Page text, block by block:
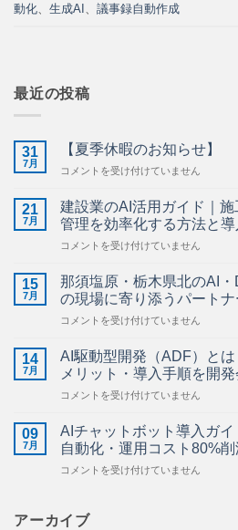
動化
生成AI 議事録自動作成
最近の投稿
31
7月
【夏季休暇のお知らせ】
【夏
休
暇
の
お
ら
せ】
コメントを受け付けていません
21
7月
建設業のAI活用ガイド｜
管理を効率化する方法と
建
業
の
AI
活
ガ
｜
工
管
図
理・
コメントを受け付けていません
15
7月
那須塩原・栃木県北のAI
の現場に寄り添うパートナ
那
塩
原・
栃
木
北
の
AI・
DX
支
コメントを受け付けていません
14
7月
AI駆動型開発（ADF）とは
メリット・導入手順を開
AI
動
型
開
発
は？
コメントを受け付けていません
09
7月
AIチャットボット導入ガ
自動化・運用コスト80%
AI
ッ
コメントを受け付けていません
アーカイブ